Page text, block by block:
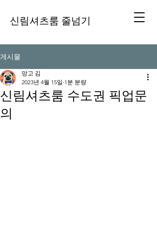
신림셔츠룸 줄넘기
게시물
신림셔츠룸 수도권 픽업문
의
망고 김
2023년 4월 15일 1분 분량